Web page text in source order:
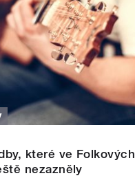
které ve Folkových
nezazněly